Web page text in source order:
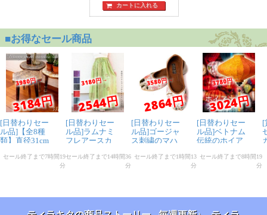
カートに入れる